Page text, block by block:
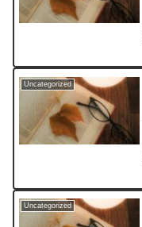
Uncategorized
Uncategorized